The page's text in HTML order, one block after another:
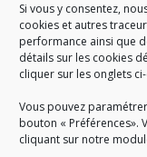
Si vous y consentez,
cookies et autres
performance ainsi que
détails sur les cookies
cliquer sur les onglets
Vous pouvez
bouton « Préférences».
cliquant sur notre
A SAVOIR
Créé en 1978, le
des missions de
valorisation des
territoire.